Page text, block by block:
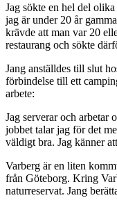
Jag sökte en hel del
jag är under 20 år
krävde att man var 20
restaurang och sökte
Jang anställdes till slut
förbindelse till ett
arbete:
Jag serverar och arbetar
jobbet talar jag för det
väldigt bra. Jag känner
Varberg är en liten
från Göteborg. Kring
naturreservat. Jang